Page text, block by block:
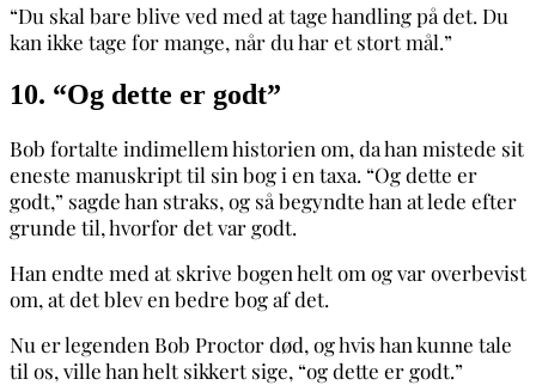
“Du skal bare blive ved med at tage handling på det. Du
kan ikke tage for mange, når du har et stort mål.”
10. “Og dette er godt”
Bob fortalte indimellem historien om, da han mistede sit
eneste manuskript til sin bog i en taxa. “Og dette er
godt,” sagde han straks, og så begyndte han at lede efter
grunde til, hvorfor det var godt.
Han endte med at skrive bogen helt om og var overbevist
om, at det blev en bedre bog af det.
Nu er legenden Bob Proctor død, og hvis han kunne tale
til os, ville han helt sikkert sige, “og dette er godt.”